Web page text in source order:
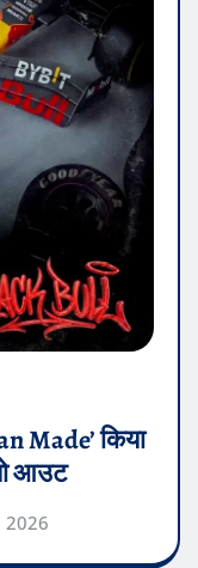
Made’ किया
आउट
2026